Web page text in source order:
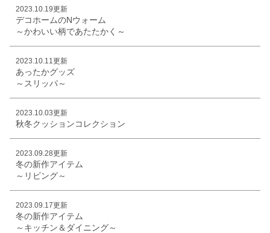
2023.10.19更新
デコホームのNウォーム
～かわいい柄であたたかく～
2023.10.11更新
あったかグッズ
～スリッパ～
2023.10.03更新
秋冬クッションコレクション
2023.09.28更新
冬の新作アイテム
～リビング～
2023.09.17更新
冬の新作アイテム
～キッチン＆ダイニング～